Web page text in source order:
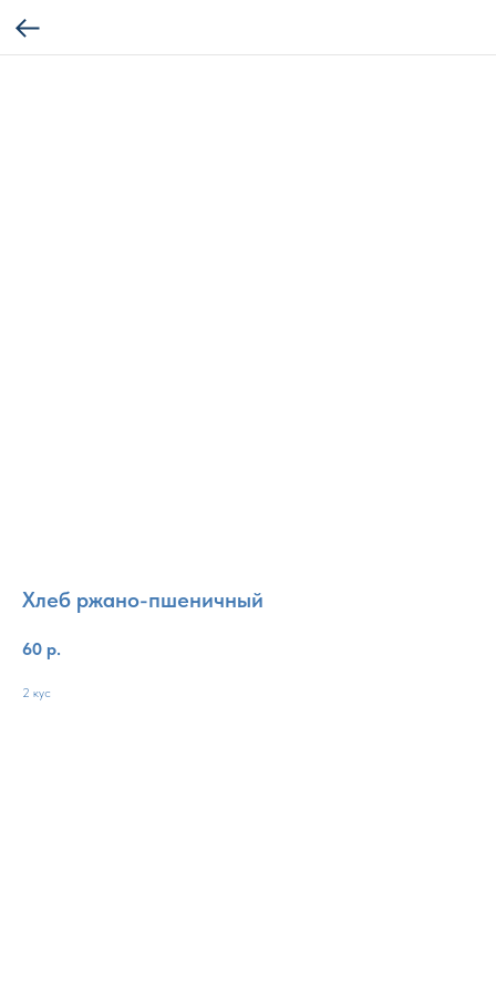
Хлеб ржано-пшеничный
60 р.
2 кус